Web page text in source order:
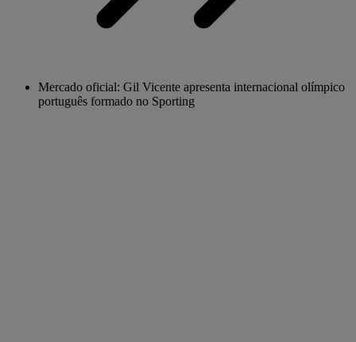
Mercado oficial: Gil Vicente apresenta internacional olímpico
português formado no Sporting